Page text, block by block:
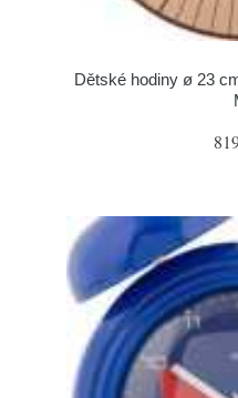
Dětské hodiny ø 23